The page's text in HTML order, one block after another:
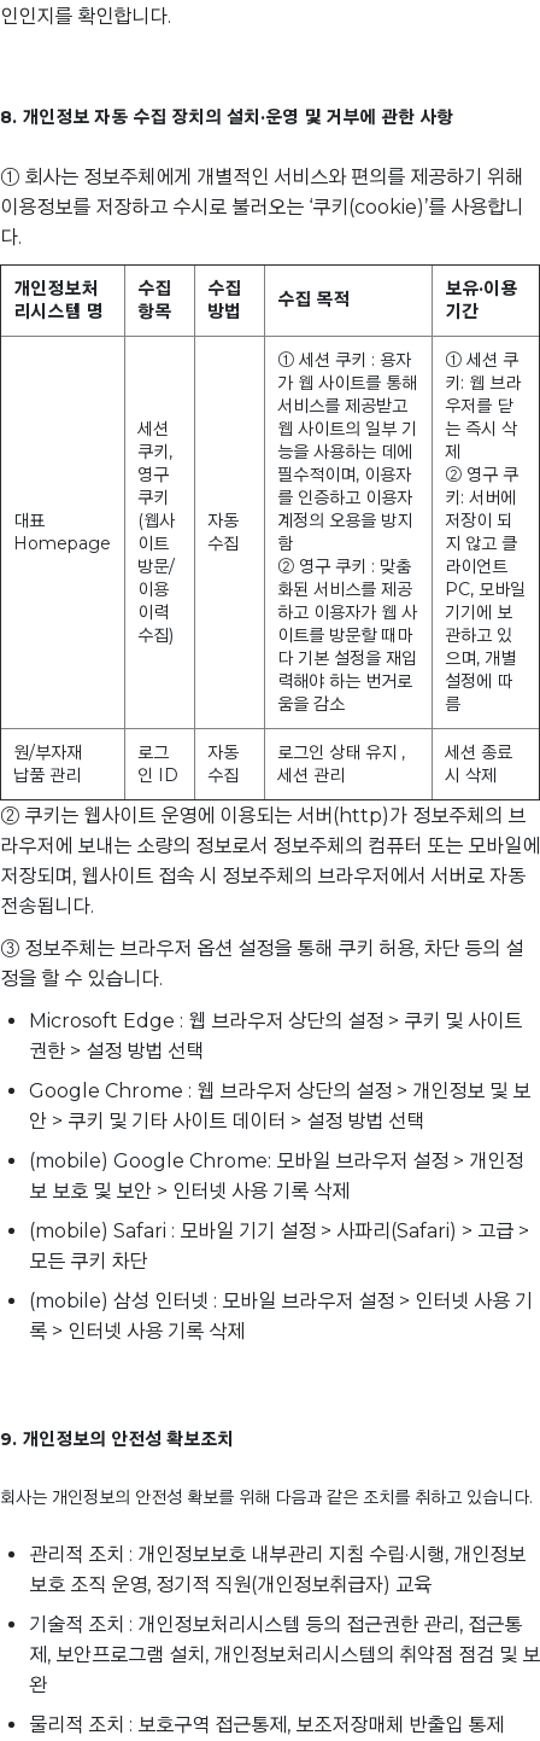
인인지를 확인합니다.
8. 개인정보 자동 수집 장치의 설치·운영 및 거부에 관한 사항
① 회사는 정보주체에게 개별적인 서비스와 편의를 제공하기 위해
이용정보를 저장하고 수시로 불러오는 ‘쿠키(cookie)’를 사용합니
다.
개인정보처
리시스템 명
수집
항목
수집
방법
수집 목적
보유·이용
기간
대표
Homepage
세션
쿠키,
영구
쿠키
(웹사
이트
방문/
이용
이력
수집)
자동
수집
① 세션 쿠키 : 용자
가 웹 사이트를 통해
서비스를 제공받고
웹 사이트의 일부 기
능을 사용하는 데에
필수적이며, 이용자
를 인증하고 이용자
계정의 오용을 방지
함
② 영구 쿠키 : 맞춤
화된 서비스를 제공
하고 이용자가 웹 사
이트를 방문할 때마
다 기본 설정을 재입
력해야 하는 번거로
움을 감소
① 세션 쿠
키: 웹 브라
우저를 닫
는 즉시 삭
제
② 영구 쿠
키: 서버에
저장이 되
지 않고 클
라이언트
PC, 모바일
기기에 보
관하고 있
으며, 개별
설정에 따
름
원/부자재
납품 관리
로그
인 ID
자동
수집
로그인 상태 유지 ,
세션 관리
세션 종료
시 삭제
② 쿠키는 웹사이트 운영에 이용되는 서버(http)가 정보주체의 브
라우저에 보내는 소량의 정보로서 정보주체의 컴퓨터 또는 모바일에
저장되며, 웹사이트 접속 시 정보주체의 브라우저에서 서버로 자동
전송됩니다.
③ 정보주체는 브라우저 옵션 설정을 통해 쿠키 허용, 차단 등의 설
정을 할 수 있습니다.
Microsoft Edge : 웹 브라우저 상단의 설정 > 쿠키 및 사이트
권한 > 설정 방법 선택
Google Chrome : 웹 브라우저 상단의 설정 > 개인정보 및 보
안 > 쿠키 및 기타 사이트 데이터 > 설정 방법 선택
(mobile) Google Chrome: 모바일 브라우저 설정 > 개인정
보 보호 및 보안 > 인터넷 사용 기록 삭제
(mobile) Safari : 모바일 기기 설정 > 사파리(Safari) > 고급 >
모든 쿠키 차단
(mobile) 삼성 인터넷 : 모바일 브라우저 설정 > 인터넷 사용 기
록 > 인터넷 사용 기록 삭제
9. 개인정보의 안전성 확보조치
회사는 개인정보의 안전성 확보를 위해 다음과 같은 조치를 취하고 있습니다.
관리적 조치 : 개인정보보호 내부관리 지침 수립·시행, 개인정보
보호 조직 운영, 정기적 직원(개인정보취급자) 교육
기술적 조치 : 개인정보처리시스템 등의 접근권한 관리, 접근통
제, 보안프로그램 설치, 개인정보처리시스템의 취약점 점검 및 보
완
물리적 조치 : 보호구역 접근통제, 보조저장매체 반출입 통제